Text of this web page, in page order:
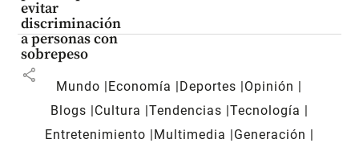
evitar
discriminación
a personas con
sobrepeso
share
Mundo Economía Deportes
Opinión
Blogs
Cultura Tendencias Tecnología
Entretenimiento
Multimedia
Generación